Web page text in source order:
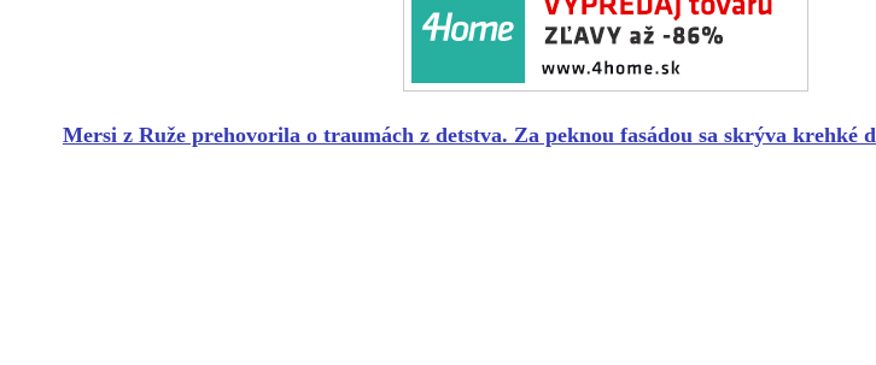
Mersi z Ruže prehovorila o traumách z detstva. Za peknou fasádou sa skrýva krehké